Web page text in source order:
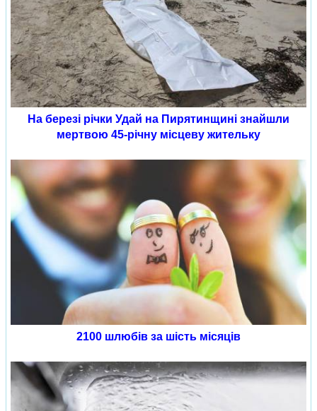
На березі річки Удай на Пирятинщині знайшли
мертвою 45-річну місцеву жительку
2100 шлюбів за шість місяців